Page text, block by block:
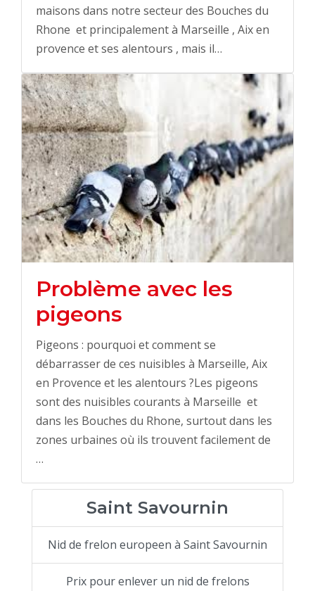
maisons dans notre secteur des Bouches du
Rhone et principalement à Marseille , Aix en
provence et ses alentours , mais il…
Problème avec les
pigeons
Pigeons : pourquoi et comment se
débarrasser de ces nuisibles à Marseille, Aix
en Provence et les alentours ?Les pigeons
sont des nuisibles courants à Marseille et
dans les Bouches du Rhone, surtout dans les
zones urbaines où ils trouvent facilement de
…
Saint Savournin
Nid de frelon europeen à Saint Savournin
Prix pour enlever un nid de frelons